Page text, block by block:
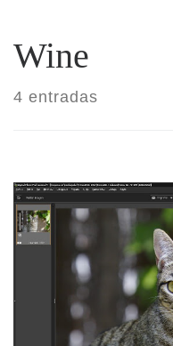
Wine
4 entradas